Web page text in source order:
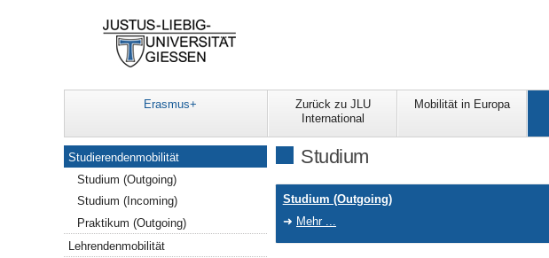
Erasmus+
Zurück zu JLU
International
Mobilität in Europa
Studium
Studium (Outgoing)
Mehr ...
Navigation
Studierendenmobilität
Studium (Outgoing)
Studium (Incoming)
Praktikum (Outgoing)
Lehrendenmobilität